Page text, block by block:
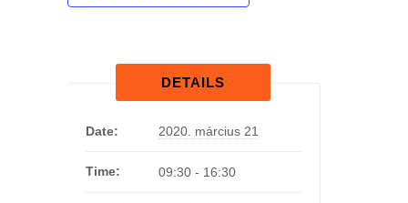
DETAILS
Date: 2020. március 21
Time: 09:30 - 16:30